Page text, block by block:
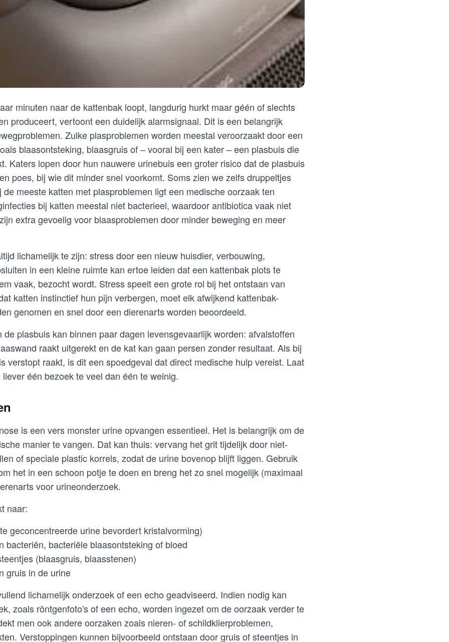
minuten naar de kattenbak loopt, langdurig hurkt maar géén of slechts
produceert, vertoont een duidelijk alarmsignaal. Dit is een belangrijk
Zulke plasproblemen worden meestal veroorzaakt door een
blaasontsteking, blaasgruis of – vooral bij een kater – een plasbuis die
Katers lopen door hun nauwere urinebuis een groter risico dat de plasbuis
poes, bij wie dit minder snel voorkomt. Soms zien we zelfs druppeltjes
meeste katten met plasproblemen ligt een medische oorzaak ten
bij katten meestal niet bacterieel, waardoor antibiotica vaak niet
extra gevoelig voor blaasproblemen door minder beweging en meer
lichamelijk te zijn: stress door een nieuw huisdier, verbouwing,
in een kleine ruimte kan ertoe leiden dat een kattenbak plots te
vaak, bezocht wordt. Stress speelt een grote rol bij het ontstaan van
katten instinctief hun pijn verbergen, moet elk afwijkend kattenbak-
genomen en snel door een dierenarts worden beoordeeld.
de plasbuis kan binnen paar dagen levensgevaarlijk worden: afvalstoffen
raakt uitgerekt en de kat kan gaan persen zonder resultaat. Als bij
verstopt raakt, is dit een spoedgeval dat direct medische hulp vereist. Laat
één bezoek te veel dan één te weinig.
is een vers monster urine opvangen essentieel. Het is belangrijk om de
manier te vangen. Dat kan thuis: vervang het grit tijdelijk door niet-
of speciale plastic korrels, zodat de urine bovenop blijft liggen. Gebruik
het in een schoon potje te doen en breng het zo snel mogelijk (maximaal
voor urineonderzoek.
naar:
geconcentreerde urine bevordert kristalvorming)
bacteriën, bacteriële blaasontsteking of bloed
(blaasgruis, blaasstenen)
gruis in de urine
lichamelijk onderzoek of een echo geadviseerd. Indien nodig kan
zoals röntgenfoto's of een echo, worden ingezet om de oorzaak verder te
men ook andere oorzaken zoals nieren- of schildklierproblemen,
Verstoppingen kunnen bijvoorbeeld ontstaan door gruis of steentjes in